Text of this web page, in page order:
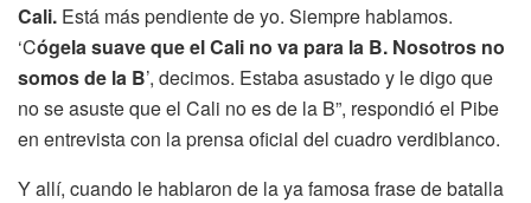
Cali. Está más pendiente de yo. Siempre hablamos.
‘Cógela suave que el Cali no va para la B. Nosotros no
somos de la B’, decimos. Estaba asustado y le digo que
no se asuste que el Cali no es de la B”, respondió el Pibe
en entrevista con la prensa oficial del cuadro verdiblanco.
Y allí, cuando le hablaron de la ya famosa frase de batalla